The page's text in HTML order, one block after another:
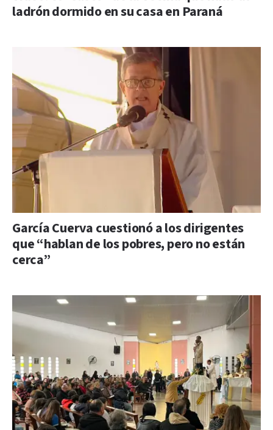
ladrón dormido en su casa en Paraná
García Cuerva cuestionó a los dirigentes
que “hablan de los pobres, pero no están
cerca”